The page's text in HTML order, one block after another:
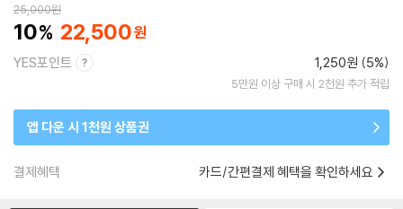
25,000원
10 22,500
YES포인트 1,250원 (5%)
5만원 이상 구매 시 2천원 추가 적립
앱 다운 시 1천원 상품권
결제혜택 카드/간편결제 혜택을 확인하세요